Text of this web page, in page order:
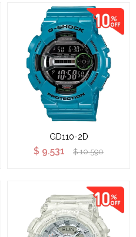
GD110-2D
$ 9.531 $ 10.590